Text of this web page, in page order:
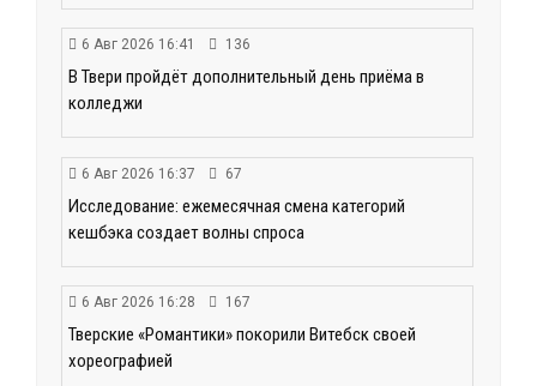
6 Авг 2026 16:41 136
В Твери пройдёт дополнительный день приёма в
колледжи
6 Авг 2026 16:37 67
Исследование: ежемесячная смена категорий
кешбэка создает волны спроса
6 Авг 2026 16:28 167
Тверские «Романтики» покорили Витебск своей
хореографией